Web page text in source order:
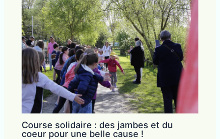
Course solidaire : des jambes et du
coeur pour une belle cause !